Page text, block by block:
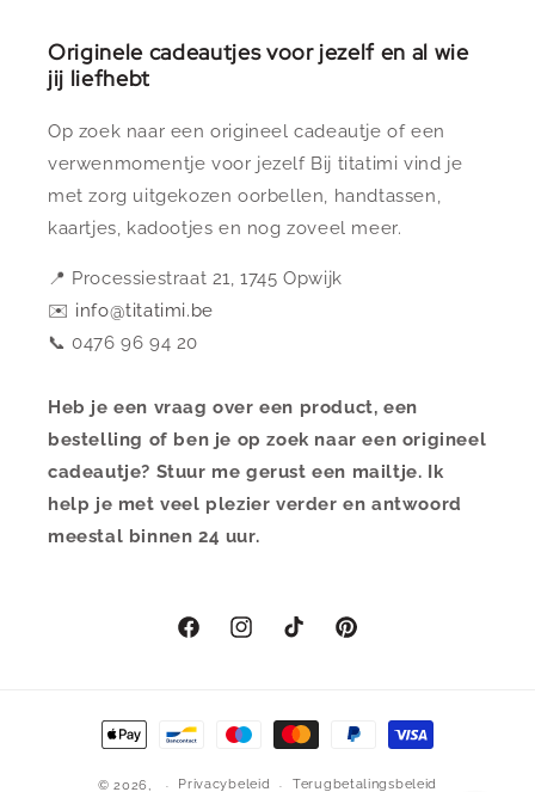
Originele cadeautjes voor jezelf en al wie
jij liefhebt
Op zoek naar een origineel cadeautje of een
verwenmomentje voor jezelf Bij titatimi vind je
met zorg uitgekozen oorbellen, handtassen,
kaartjes, kadootjes en nog zoveel meer.
📍 Processiestraat 21, 1745 Opwijk
✉️ info@titatimi.be
📞 0476 96 94 20
Heb je een vraag over een product, een
bestelling of ben je op zoek naar een origineel
cadeautje? Stuur me gerust een mailtje. Ik
help je met veel plezier verder en antwoord
meestal binnen 24 uur.
FacebookInstagramTikTok Pinterest
Betaalmethoden
© 2026, Privacybeleid Terugbetalingsbeleid